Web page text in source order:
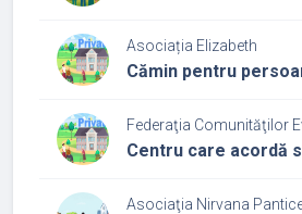
Asociația Elizabeth
Cămin pentru
Federaţia Comunităţilor
Centru care acordă
Asociaţia Nirvana